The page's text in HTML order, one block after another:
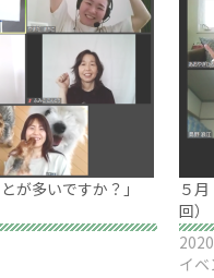
が多いですか？」
５
回）
イ